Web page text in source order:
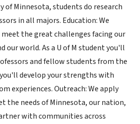
of Minnesota, students do research
in all majors. Education: We
the great challenges facing our
our world. As a U of M student you'll
and fellow students from the
develop your strengths with
experiences. Outreach: We apply
the needs of Minnesota, our nation,
with communities across